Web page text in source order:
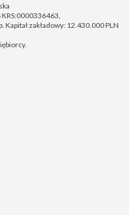
Kapitał zakładowy: 12.430.000 PLN